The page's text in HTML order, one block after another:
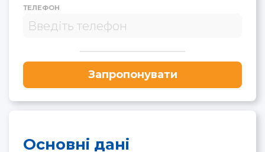
ТЕЛЕФОН
Запропонувати
Основні дані